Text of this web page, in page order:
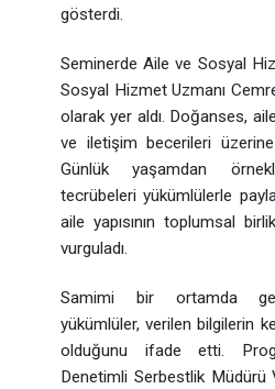
gösterdi.
Seminerde Aile ve Sosyal
Sosyal Hizmet Uzmanı
olarak yer aldı. Doğanses,
ve iletişim becerileri
Günlük yaşamdan
tecrübeleri yükümlülerle
aile yapısının toplumsal
vurguladı.
Samimi bir ortamda
yükümlüler, verilen bilgilerin
olduğunu ifade etti.
Denetimli Serbestlik Müdürü